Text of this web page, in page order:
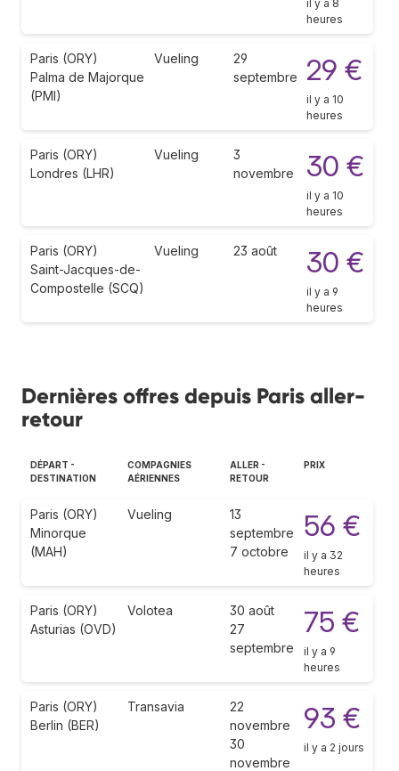
il y a 8
heures
Paris (ORY)
Palma de Majorque
(PMI)
Vueling
29
septembre
29 €
il y a 10
heures
Paris (ORY)
Londres (LHR)
Vueling
3
novembre
30 €
il y a 10
heures
Paris (ORY)
Saint-Jacques-de-
Compostelle (SCQ)
Vueling 23 août 30 €
il y a 9
heures
Dernières offres depuis Paris aller-
retour
DÉPART -
DESTINATION
COMPAGNIES
AÉRIENNES
ALLER -
RETOUR
PRIX
Paris (ORY)
Minorque
(MAH)
Vueling
13
septembre
7 octobre
56 €
il y a 32
heures
Paris (ORY)
Asturias (OVD)
Volotea
30 août
27
septembre
75 €
il y a 9
heures
Paris (ORY)
Berlin (BER)
Transavia
22
novembre
30
novembre
93 €
il y a 2 jours